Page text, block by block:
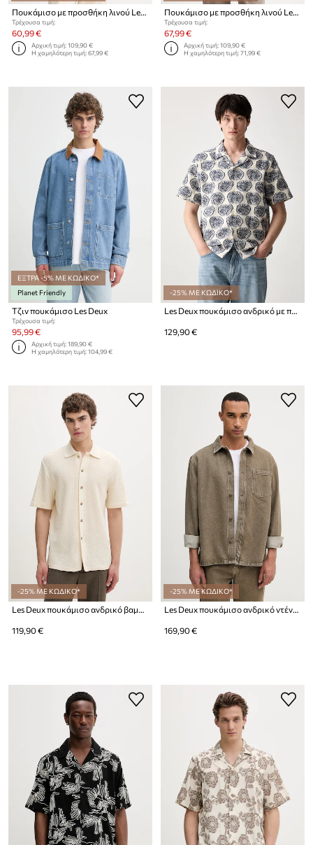
Τρέχουσα τιμή:
60,99 €
Αρχική τιμή:109,90 €
Η χαμηλότερη τιμή:67,99 €
Τρέχουσα τιμή:
67,99 €
Αρχική τιμή:109,90 €
Η χαμηλότερη τιμή:71,99 €
ΕΞΤΡΑ -5% ΜΕ ΚΩΔΙΚΟ*
Planet Friendly
Τζιν πουκάμισο Les Deux
Τρέχουσα τιμή:
95,99 €
Αρχική τιμή:189,90 €
Η χαμηλότερη τιμή:104,99 €
-25% ΜΕ ΚΩΔΙΚΟ*
Les Deux πουκάμισο ανδρικό με πρόσμιξη λινού
129,90 €
-25% ΜΕ ΚΩΔΙΚΟ*
Les Deux πουκάμισο ανδρικό βαμβακερό
119,90 €
-25% ΜΕ ΚΩΔΙΚΟ*
Les Deux πουκάμισο ανδρικό ντένιμ
169,90 €